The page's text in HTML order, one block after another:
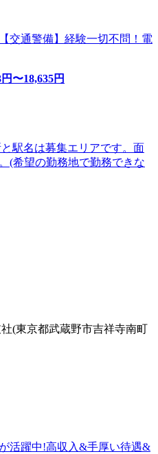
交通警備】経験一切不問！電
円〜18,635円
駅名は募集エリアです。面
(希望の勤務地で勤務できな
(東京都武蔵野市吉祥寺南町
活躍中!高収入&手厚い待遇&